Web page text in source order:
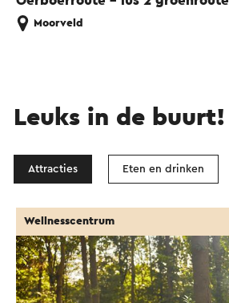
Moorveld
Leuks in de buurt!
Attracties Eten en drinken
Wellnesscentrum